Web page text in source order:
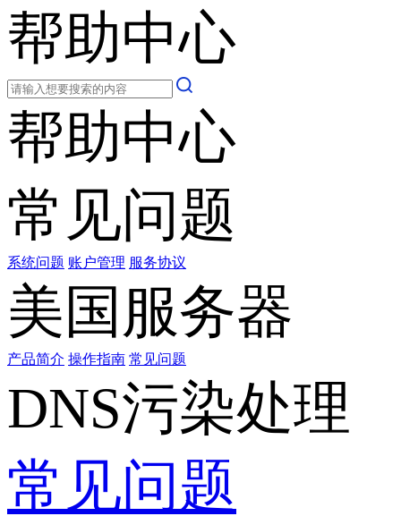
帮助中心
帮助中心
常见问题
系统问题 账户管理 服务协议
美国服务器
产品简介 操作指南 常见问题
DNS污染处理
常见问题